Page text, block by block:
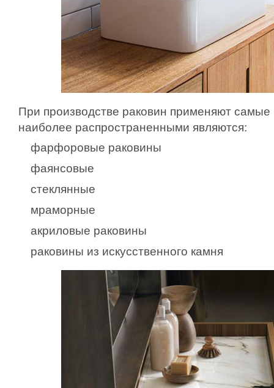
При производстве раковин применяют
наиболее распространенными являются:
фарфоровые раковины
фаянсовые
стеклянные
мраморные
акриловые раковины
раковины из искусственного камня